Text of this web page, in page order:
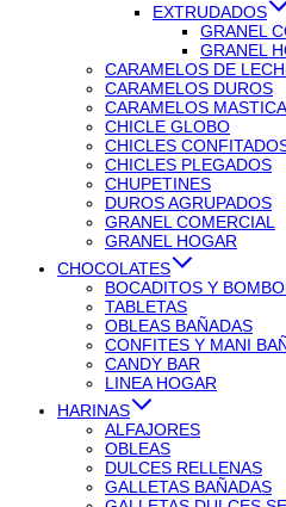
EXTRUDADOS
GRANEL
GRANEL
CARAMELOS DE
CARAMELOS DUROS
CARAMELOS
CHICLE GLOBO
CHICLES
CHICLES PLEGADOS
CHUPETINES
DUROS AGRUPADOS
GRANEL COMERCIAL
GRANEL HOGAR
CHOCOLATES
BOCADITOS Y
TABLETAS
OBLEAS BAÑADAS
CONFITES Y MANI
CANDY BAR
LINEA HOGAR
HARINAS
ALFAJORES
OBLEAS
DULCES RELLENAS
GALLETAS BAÑADAS